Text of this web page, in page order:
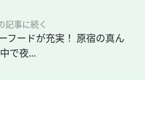
記事に続く
フードが充実！ 原宿の真ん
中で夜...